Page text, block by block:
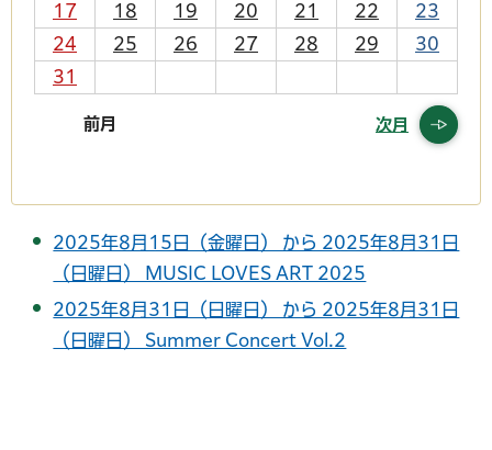
17
18 19 20 21 22
23
24
25 26 27 28 29
30
31
前月 次月
2025年8月15日（金曜日） から 2025年8月31日
（日曜日） MUSIC LOVES ART 2025
2025年8月31日（日曜日） から 2025年8月31日
（日曜日） Summer Concert Vol.2